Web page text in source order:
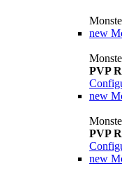
new
PVP
new
PVP
new